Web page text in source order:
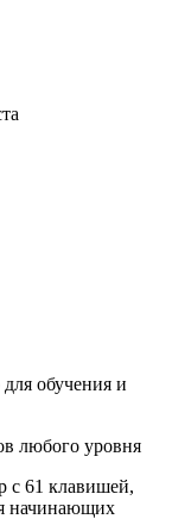
обучения и
любого уровня
с 61 клавишей,
начинающих